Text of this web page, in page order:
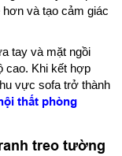
và tạo cảm giác
tay và mặt ngồi
cao. Khi kết hợp
vực sofa trở thành
thất phòng
treo tường